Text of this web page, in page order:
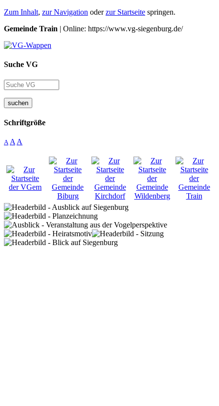
Zum Inhalt, zur Navigation oderzur Startseite springen.
Gemeinde Train | Online: https://www.vg-siegenburg.de/
Suche VG
suchen
Schriftgröße
A A A